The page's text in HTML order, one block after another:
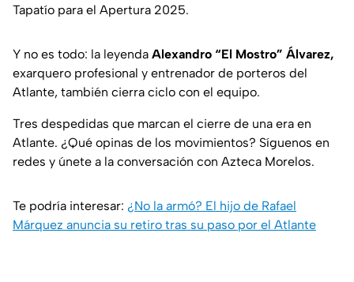
Tapatío para el Apertura 2025.
Y no es todo: la leyenda Alexandro “El Mostro” Álvarez,
exarquero profesional y entrenador de porteros del
Atlante, también cierra ciclo con el equipo.
Tres despedidas que marcan el cierre de una era en
Atlante. ¿Qué opinas de los movimientos? Síguenos en
redes y únete a la conversación con Azteca Morelos.
Te podría interesar: ¿No la armó? El hijo de Rafael
Márquez anuncia su retiro tras su paso por el Atlante